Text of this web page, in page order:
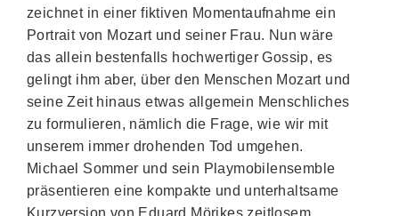
zeichnet in einer fiktiven Momentaufnahme ein
Portrait von Mozart und seiner Frau. Nun wäre
das allein bestenfalls hochwertiger Gossip, es
gelingt ihm aber, über den Menschen Mozart und
seine Zeit hinaus etwas allgemein Menschliches
zu formulieren, nämlich die Frage, wie wir mit
unserem immer drohenden Tod umgehen.
Michael Sommer und sein Playmobilensemble
präsentieren eine kompakte und unterhaltsame
Kurzversion von Eduard Mörikes zeitlosem